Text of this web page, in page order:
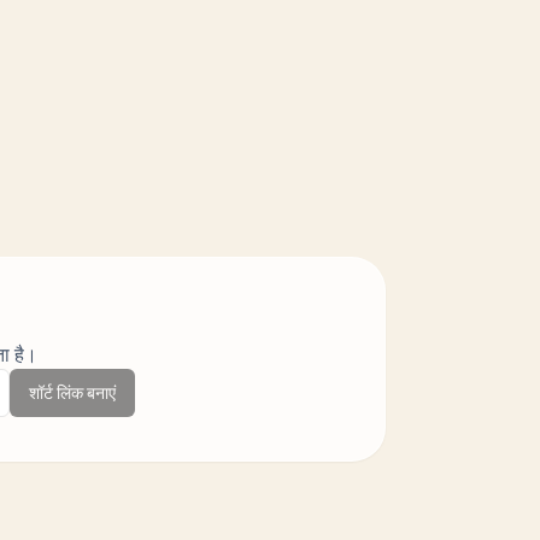
है।
शॉर्ट लिंक बनाएं